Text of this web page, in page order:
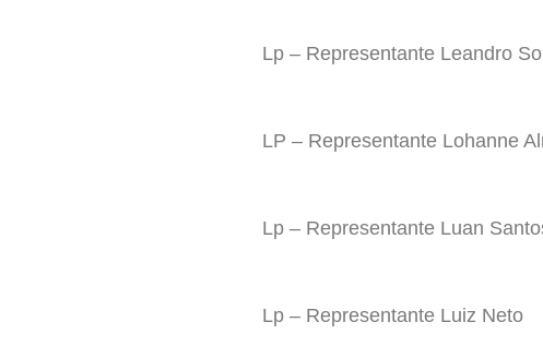
Lp – Representante Leandro
LP – Representante Lohanne
Lp – Representante Luan
Lp – Representante Luiz Neto